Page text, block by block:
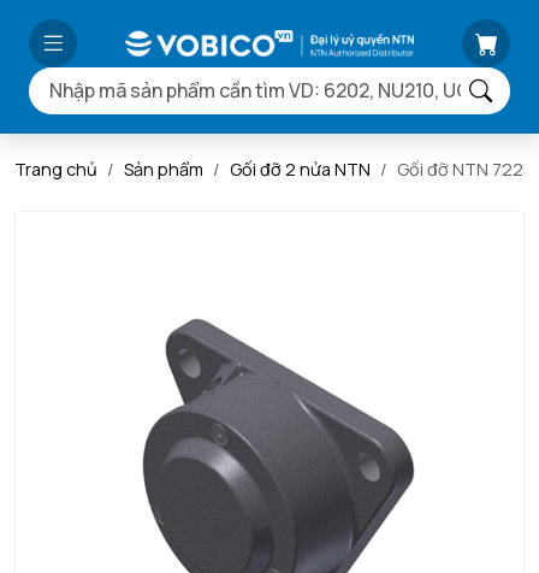
Trang chủ Sản phẩm Gối đỡ 2 nửa NTN Gối đỡ NTN